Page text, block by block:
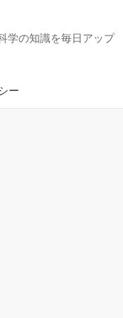
学の知識を毎日アップ
ー